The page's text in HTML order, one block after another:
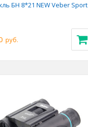
БН 8*21 NEW Veber Sport
руб.